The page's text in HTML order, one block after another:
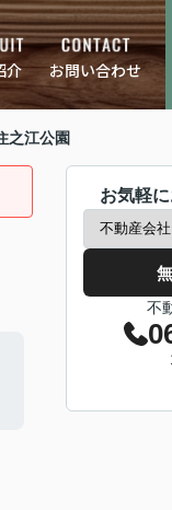
介 お問い合わせ
之江公園
お気軽
不